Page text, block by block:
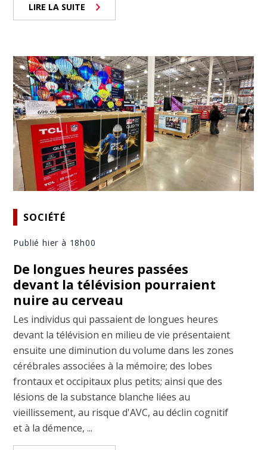
LIRE LA SUITE
SOCIÉTÉ
Publié hier à 18h00
De longues heures passées
devant la télévision pourraient
nuire au cerveau
Les individus qui passaient de longues heures
devant la télévision en milieu de vie présentaient
ensuite une diminution du volume dans les zones
cérébrales associées à la mémoire; des lobes
frontaux et occipitaux plus petits; ainsi que des
lésions de la substance blanche liées au
vieillissement, au risque d'AVC, au déclin cognitif
et à la démence, ...